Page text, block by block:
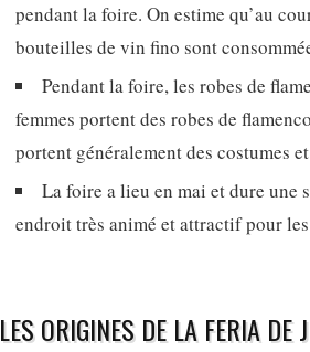
pendant la foire. On estime qu’au
bouteilles de vin fino sont
Pendant la foire, les robes de
femmes portent des robes de
portent généralement des costumes
La foire a lieu en mai et dure une
endroit très animé et attractif pour
LES ORIGINES DE LA FERIA DE